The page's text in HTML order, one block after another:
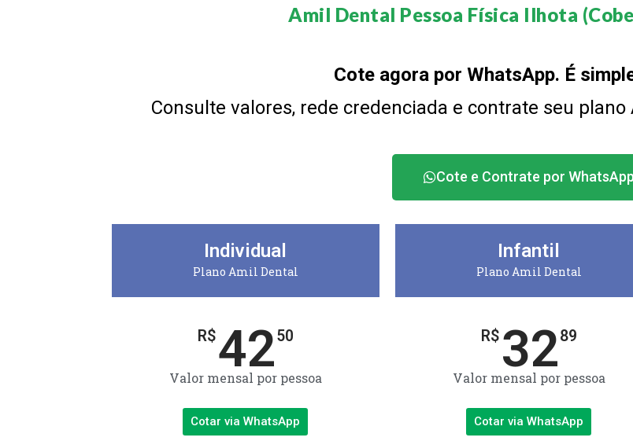
Amil Dental Pessoa Física Ilhota
Cote agora por WhatsApp. É
Consulte valores, rede credenciada e contrate seu
Cote e Contrate por WhatsApp
Individual
Plano Amil Dental
R$4250
Valor mensal por pessoa
Cotar via WhatsApp
Infantil
Plano Amil Dental
R$ 3289
Valor mensal por pessoa
Cotar via WhatsApp